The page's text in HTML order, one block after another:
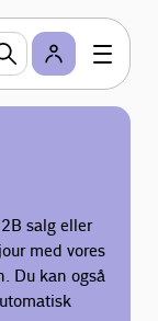
salg eller
med vores
Du kan også